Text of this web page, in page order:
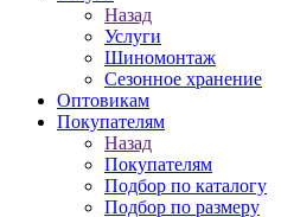
Назад
Услуги
Шиномонтаж
Сезонное хранение
Оптовикам
Покупателям
Назад
Покупателям
Подбор по каталогу
Подбор по размеру